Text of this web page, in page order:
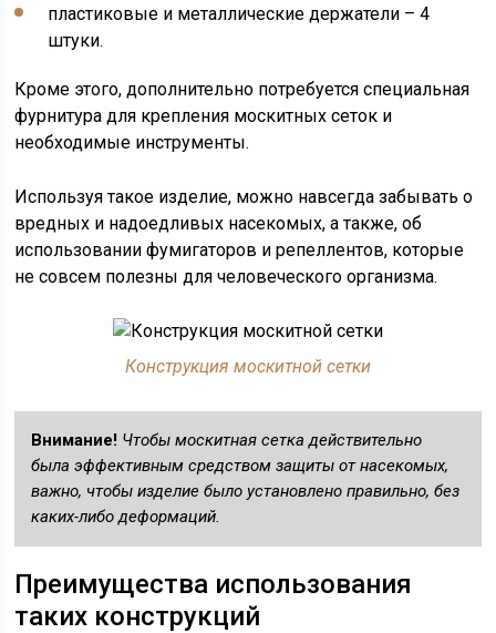
пластиковые и металлические держатели – 4
штуки.
Кроме этого, дополнительно потребуется специальная
фурнитура для крепления москитных сеток и
необходимые инструменты.
Используя такое изделие, можно навсегда забывать о
вредных и надоедливых насекомых, а также, об
использовании фумигаторов и репеллентов, которые
не совсем полезны для человеческого организма.
Конструкция москитной сетки
Внимание! Чтобы москитная сетка действительно
была эффективным средством защиты от насекомых,
важно, чтобы изделие было установлено правильно, без
каких-либо деформаций.
Преимущества использования
таких конструкций